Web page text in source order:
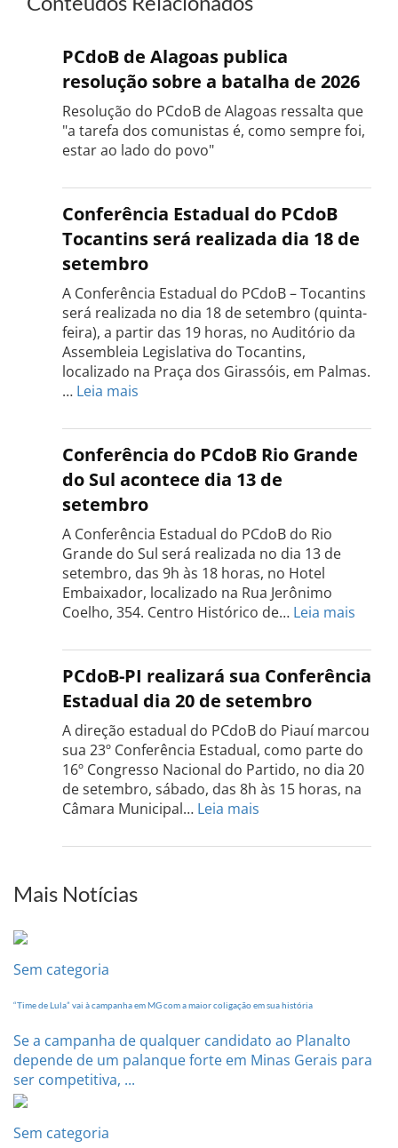
PCdoB de Alagoas publica
resolução sobre a batalha de 2026
Resolução do PCdoB de Alagoas ressalta que
"a tarefa dos comunistas é, como sempre foi,
estar ao lado do povo"
Conferência Estadual do PCdoB
Tocantins será realizada dia 18 de
setembro
A Conferência Estadual do PCdoB – Tocantins
será realizada no dia 18 de setembro (quinta-
feira), a partir das 19 horas, no Auditório da
Assembleia Legislativa do Tocantins,
localizado na Praça dos Girassóis, em Palmas.
… Leia mais
Estadual
do
PCdoB
Tocantins
será
realizada
dia
18
de
setembro
Conferência do PCdoB Rio Grande
do Sul acontece dia 13 de
setembro
A Conferência Estadual do PCdoB do Rio
Grande do Sul será realizada no dia 13 de
setembro, das 9h às 18 horas, no Hotel
Embaixador, localizado na Rua Jerônimo
Coelho, 354. Centro Histórico de… Leia mais
do
PCdoB
Rio
do
Sul
dia
PCdoB-PI realizará sua Conferência
Estadual dia 20 de setembro
A direção estadual do PCdoB do Piauí marcou
sua 23º Conferência Estadual, como parte do
16º Congresso Nacional do Partido, no dia 20
de setembro, sábado, das 8h às 15 horas, na
Câmara Municipal… Leia mais
PI
setembro
Mais Notícias
Sem categoria
“Time de Lula” vai à campanha em MG com a maior coligação em sua história
Se a campanha de qualquer candidato ao Planalto
depende de um palanque forte em Minas Gerais para
ser competitiva, ...
Sem categoria